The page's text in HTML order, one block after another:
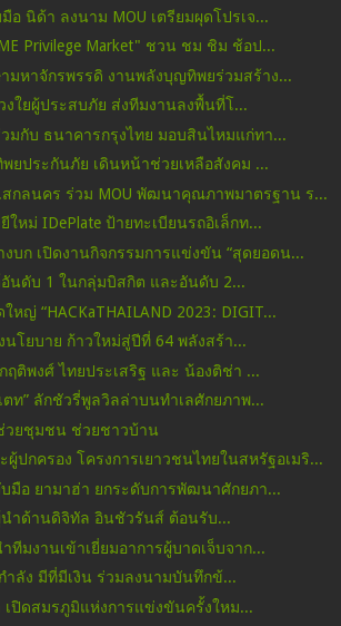
มือ นิด้า ลงนาม MOU เตรียมผุดโปรเจ...
Privilege Market" ชวน ชม ชิม ช้อป...
มหาจักรพรรดิ งานพลังบุญทิพยร่วมสร้าง...
ใยผู้ประสบภัย ส่งทีมงานลงพื้นที่โ...
มกับ ธนาคารกรุงไทย มอบสินไหมแก่ทา...
พยประกันภัย เดินหน้าช่วยเหลือสังคม ...
กลนคร ร่วม MOU พัฒนาคุณภาพมาตรฐาน ร...
ใหม่ IDePlate ป้ายทะเบียนรถอิเล็กท...
บก เปิดงานกิจกรรมการแข่งขัน “สุดยอดน...
อันดับ 1 ในกลุ่มบิสกิต และอันดับ 2...
หญ่ “HACKaTHAILAND 2023: DIGIT...
โยบาย ก้าวใหม่สู่ปีที่ 64 พลังสร้า...
ติพงศ์ ไทยประเสริฐ และ น้องติช่า ...
ตท” ลักชัวรี่พูลวิลล่าบนทำเลศักยภาพ...
วยชุมชน ช่วยชาวบ้าน
ปกครอง โครงการเยาวชนไทยในสหรัฐอเมริ...
มือ ยามาฮ่า ยกระดับการพัฒนาศักยภา...
ำด้านดิจิทัล อินชัวรันส์ ต้อนรับ...
ทีมงานเข้าเยี่ยมอาการผู้บาดเจ็บจาก...
ำลัง มีที่มีเงิน ร่วมลงนามบันทึกข้...
เปิดสมรภูมิแห่งการแข่งขันครั้งใหม...